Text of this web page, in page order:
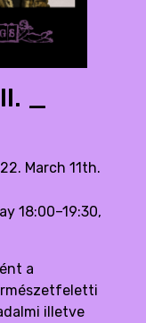
_
March 11th.
18:00–19:30,
a
illetve